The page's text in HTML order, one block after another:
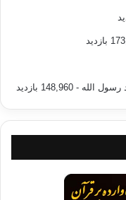
الله - 148,960 بازدید